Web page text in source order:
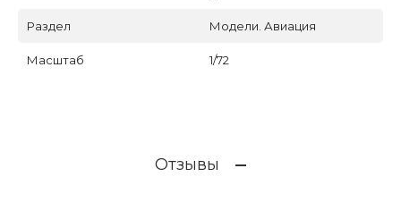
Раздел Модели. Авиация
Масштаб 1/72
Отзывы